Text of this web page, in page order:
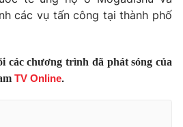
các vụ tấn công tại thành phố
các chương trình đã phát sóng của
TV Online.